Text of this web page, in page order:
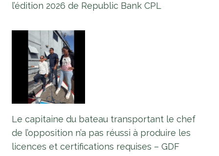
l’édition 2026 de Republic Bank CPL
Le capitaine du bateau transportant le chef
de l’opposition n’a pas réussi à produire les
licences et certifications requises – GDF